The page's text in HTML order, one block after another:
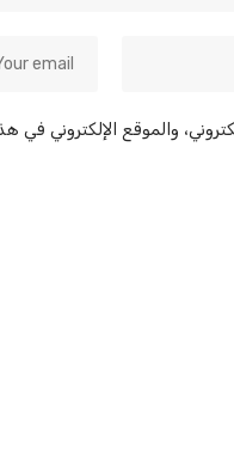
والموقع الإلكتروني في